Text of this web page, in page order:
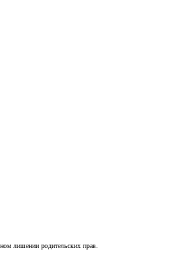
лишении родительских прав.